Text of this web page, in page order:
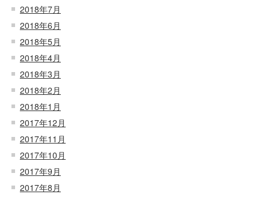
2018年7月
2018年6月
2018年5月
2018年4月
2018年3月
2018年2月
2018年1月
2017年12月
2017年11月
2017年10月
2017年9月
2017年8月